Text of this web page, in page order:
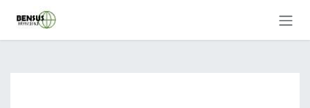
Skip to Content